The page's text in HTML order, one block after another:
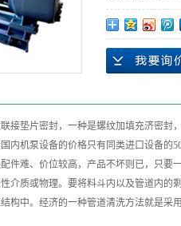
接垫片密封，一种是螺纹加填充济密封
内机泵设备的价格只有同类进口设备的
件难、价位较高，产品不坏则已，只要
介质或物理。要将料斗内以及管道内的
构中。经济的一种管道清洗方法就是采